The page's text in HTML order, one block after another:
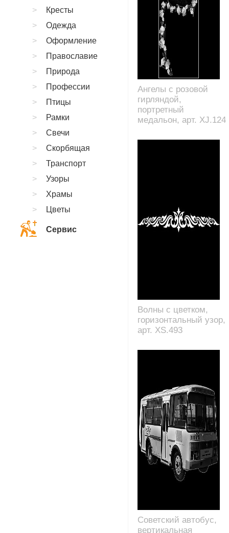
Ангелы с розовой
гирляндой,
портретный
медальон, арт. XJ.124
Волны с цветком,
горизонтальный узор,
арт. XS.493
Советский автобус,
вертикальная
Кресты
Одежда
Оформление
Православие
Природа
Профессии
Птицы
Рамки
Свечи
Скорбящая
Транспорт
Узоры
Храмы
Цветы
Сервис